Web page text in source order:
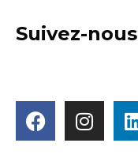
Suivez-nous